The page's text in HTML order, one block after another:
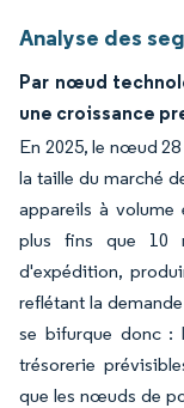
Analyse des
Par nœud
une croissance
En 2025, le nœud 28
la taille du marché
appareils à
plus fins que 10
d'expédition,
reflétant la
se bifurque donc :
trésorerie
que les nœuds de